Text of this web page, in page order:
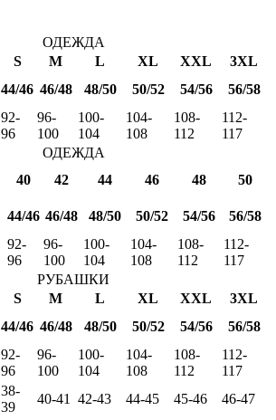
ОДЕЖДА
S M L XL XXL
3XL
44/46 46/48 48/50 50/52 54/56 56/58
92-
96
96-
100
100-
104
104-
108
108-
112
112-
117
ОДЕЖДА
40 42 44 46 48
50
44/46 46/48 48/50 50/52 54/56 56/58
92-
96
96-
100
100-
104
104-
108
108-
112
112-
117
РУБАШКИ
S M L XL XXL
3XL
44/46 46/48 48/50 50/52 54/56 56/58
92-
96
96-
100
100-
104
104-
108
108-
112
112-
117
38-
39
40-41 42-43 44-45 45-46
46-47